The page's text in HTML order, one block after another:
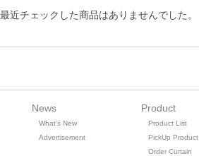
最近チェックした商品はありませんでした。
News
What's New
Advertisement
Product
Product List
PickUp Product
Order Curtain